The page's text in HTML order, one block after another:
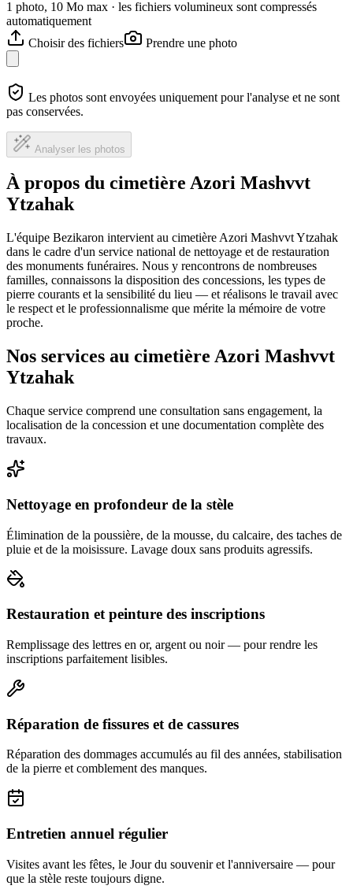
1 photo, 10 Mo max · les fichiers volumineux sont compressés
automatiquement
Choisir des fichiers
Prendre une photo
Les photos sont envoyées uniquement pour l'analyse et ne sont
pas conservées.
Analyser les photos
À propos du cimetière Azori Mashvvt
Ytzahak
L'équipe Bezikaron intervient au cimetière Azori Mashvvt Ytzahak
dans le cadre d'un service national de nettoyage et de restauration
des monuments funéraires. Nous y rencontrons de nombreuses
familles, connaissons la disposition des concessions, les types de
pierre courants et la sensibilité du lieu — et réalisons le travail avec
le respect et le professionnalisme que mérite la mémoire de votre
proche.
Nos services au cimetière Azori Mashvvt
Ytzahak
Chaque service comprend une consultation sans engagement, la
localisation de la concession et une documentation complète des
travaux.
Nettoyage en profondeur de la stèle
Élimination de la poussière, de la mousse, du calcaire, des taches de
pluie et de la moisissure. Lavage doux sans produits agressifs.
Restauration et peinture des inscriptions
Remplissage des lettres en or, argent ou noir — pour rendre les
inscriptions parfaitement lisibles.
Réparation de fissures et de cassures
Réparation des dommages accumulés au fil des années, stabilisation
de la pierre et comblement des manques.
Entretien annuel régulier
Visites avant les fêtes, le Jour du souvenir et l'anniversaire — pour
que la stèle reste toujours digne.